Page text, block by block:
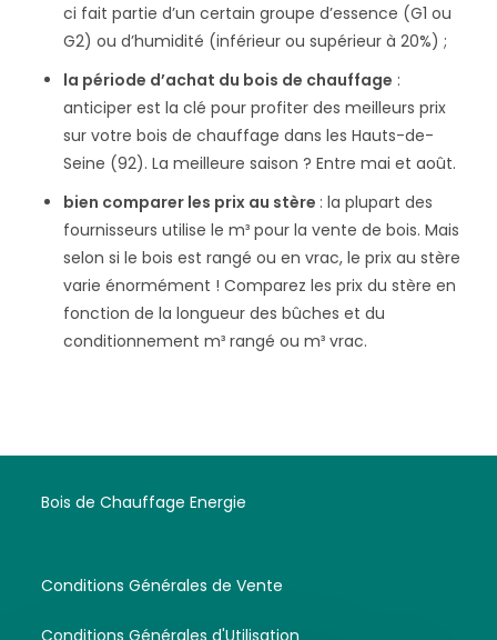
ci fait partie d’un certain groupe d’essence (G1 ou
G2) ou d’humidité (inférieur ou supérieur à 20%) ;
la période d’achat du bois de chauffage :
anticiper est la clé pour profiter des meilleurs prix
sur votre bois de chauffage dans les Hauts-de-
Seine (92). La meilleure saison ? Entre mai et août.
bien comparer les prix au stère : la plupart des
fournisseurs utilise le m³ pour la vente de bois. Mais
selon si le bois est rangé ou en vrac, le prix au stère
varie énormément ! Comparez les prix du stère en
fonction de la longueur des bûches et du
conditionnement m³ rangé ou m³ vrac.
Bois de Chauffage Energie
Conditions Générales de Vente
Conditions Générales d'Utilisation